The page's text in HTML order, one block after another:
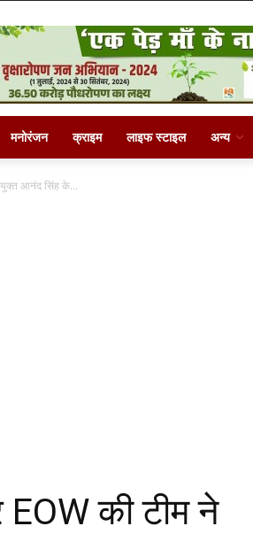
मनोरंजन क्राइम लाइफ स्टाइल अन्य
आनंद सिंह के...
की टीम ने